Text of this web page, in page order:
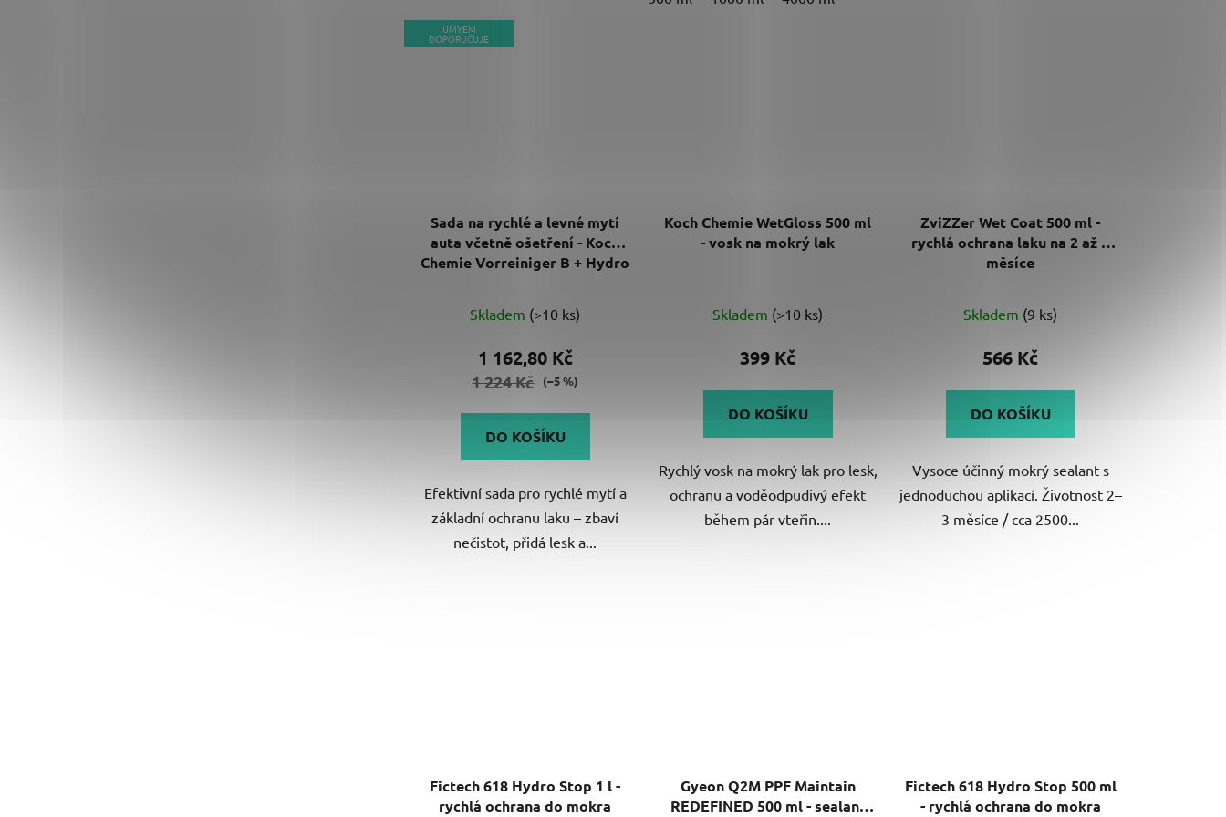
UMYEM
DOPORUČUJE
Sada na rychlé a levné mytí
auta včetně ošetření - Koch
Chemie Vorreiniger B + Hydro
hodnocení
produktu
je
5
Skladem (>10 ks)
1 162,80 Kč
1 224 Kč (–5 %)
DO KOŠÍKU
Efektivní sada pro rychlé mytí a
základní ochranu laku – zbaví
nečistot, přidá lesk a...
Koch Chemie WetGloss 500 ml
- vosk na mokrý lak
Skladem (>10 ks)
399 Kč
DO KOŠÍKU
Rychlý vosk na mokrý lak pro lesk,
ochranu a voděodpudivý efekt
během pár vteřin....
ZviZZer Wet Coat 500 ml -
rychlá ochrana laku na 2 až 3
měsíce
Skladem (9 ks)
566 Kč
DO KOŠÍKU
Vysoce účinný mokrý sealant s
jednoduchou aplikací. Životnost 2–
3 měsíce / cca 2500...
Fictech 618 Hydro Stop 1 l -
rychlá ochrana do mokra
Gyeon Q2M PPF Maintain
REDEFINED 500 ml - sealant
Fictech 618 Hydro Stop 500 ml
- rychlá ochrana do mokra